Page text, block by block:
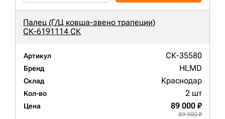
Палец (Г/Ц ковша-звено трапеции)
СК-6191114 СК
Артикул СК-35580
Бренд HLMD
Склад Краснодар
Кол-во 2 шт
Цена 89 000 ₽
89 900 ₽